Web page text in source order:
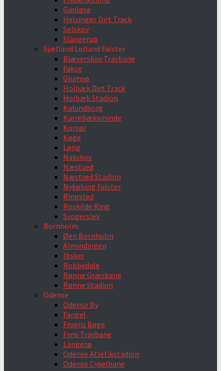
Ganløse
Helsingør Dirt Track
Selskov
Slangerup
Sjælland Lolland Falster
Bjæverskov Travbane
Fakse
Glumsø
Holbæk Dirt Track
Holbæk Stadion
Kalundborg
Karrebæksminde
Korsør
Køge
Løng
Nakskov
Næstved
Næstved Stadion
Nykøbing Falster
Ringsted
Roskilde Ring
Svogerslev
Bornholm
Øen Bornholm
Almindingen
Ibsker
Robbedale
Rønne Græsbane
Rønne Stadion
Odense
Odense By
Fangel
Fruens Bøge
Fyns Travbane
Langesø
Odense Atletikstadion
Odense Cykelbane